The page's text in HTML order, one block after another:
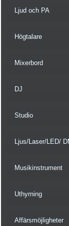
Ljud och PA
Högtalare
Mixerbord
DJ
Studio
Ljus/Laser/LED/
Musikinstrument
Uthyrning
Affärsmöjligheter